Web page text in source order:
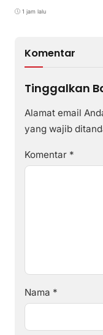
1 jam lalu
Komentar
Tinggalkan
Alamat email
yang wajib
Komentar *
Nama *